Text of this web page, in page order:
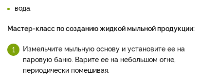
вода.
Мастер-класс по созданию жидкой мыльной продукции:
Измельчите мыльную основу и установите ее на
паровую баню. Варите ее на небольшом огне,
периодически помешивая.